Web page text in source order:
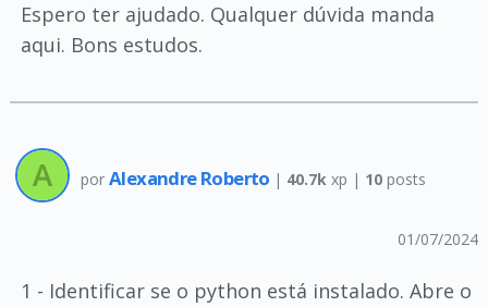
Espero ter ajudado. Qualquer dúvida manda
aqui. Bons estudos.
por Alexandre Roberto | 40.7k xp | 10 posts
01/07/2024
1 - Identificar se o python está instalado. Abre o